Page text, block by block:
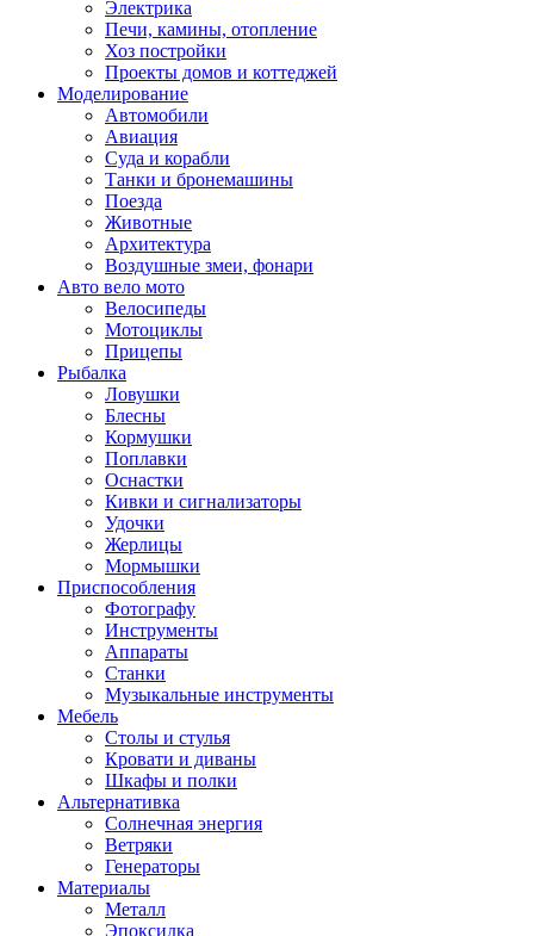
Электрика
Печи, камины, отопление
Хоз постройки
Проекты домов и коттеджей
Моделирование
Автомобили
Авиация
Суда и корабли
Танки и бронемашины
Поезда
Животные
Архитектура
Воздушные змеи, фонари
Авто вело мото
Велосипеды
Мотоциклы
Прицепы
Рыбалка
Ловушки
Блесны
Кормушки
Поплавки
Оснастки
Кивки и сигнализаторы
Удочки
Жерлицы
Мормышки
Приспособления
Фотографу
Инструменты
Аппараты
Станки
Музыкальные инструменты
Мебель
Столы и стулья
Кровати и диваны
Шкафы и полки
Альтернативка
Солнечная энергия
Ветряки
Генераторы
Материалы
Металл
Эпоксидка